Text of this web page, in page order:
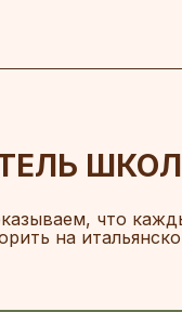
что
на